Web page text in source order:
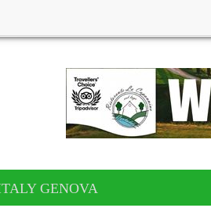
GENOVA